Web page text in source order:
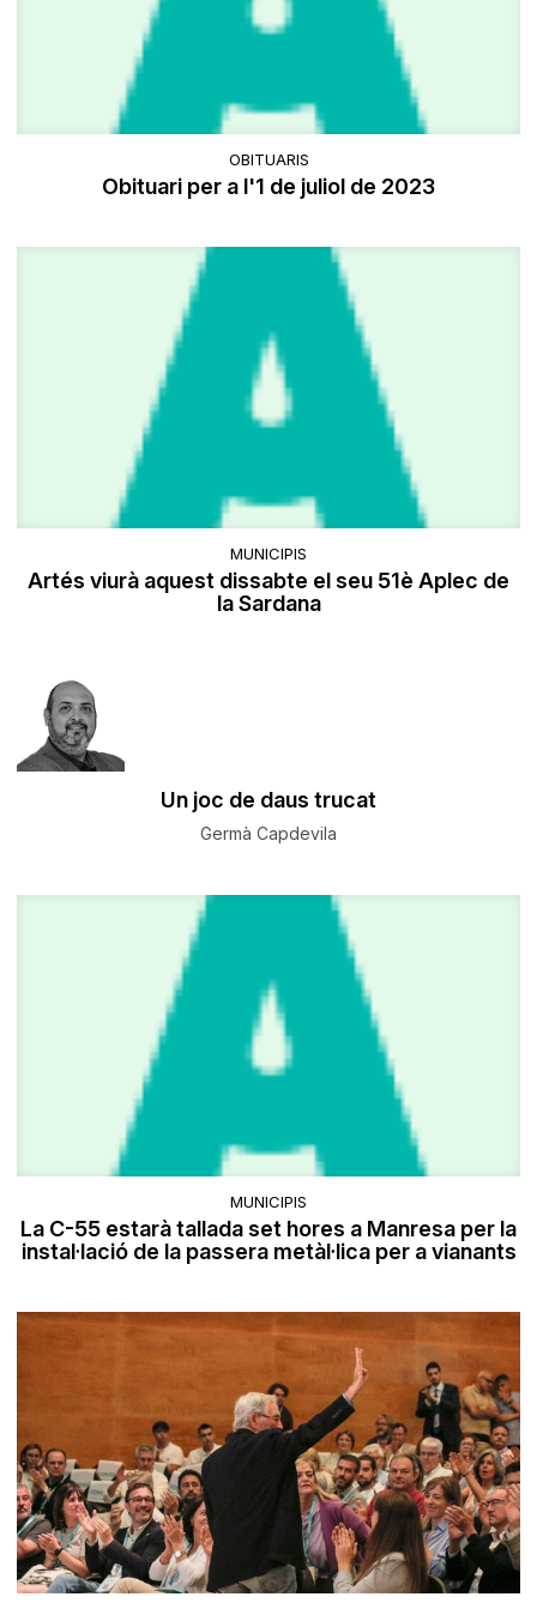
OBITUARIS
Obituari per a l'1 de juliol de 2023
MUNICIPIS
Artés viurà aquest dissabte el seu 51è Aplec de
la Sardana
Un joc de daus trucat
Germà Capdevila
MUNICIPIS
La C-55 estarà tallada set hores a Manresa per la
instal·lació de la passera metàl·lica per a vianants